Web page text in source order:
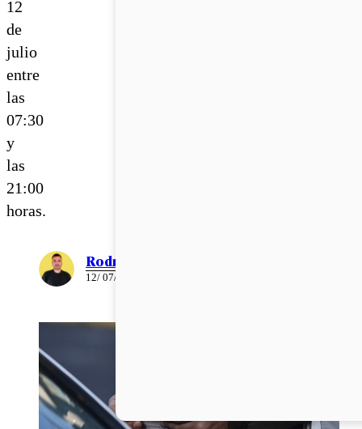
12
de
julio
entre
las
07:30
y
las
21:00
horas.
Rodrigo León
12/ 07/ 2023